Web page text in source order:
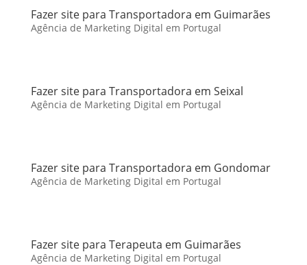
Fazer site para Transportadora em Guimarães
Agência de Marketing Digital em Portugal
Fazer site para Transportadora em Seixal
Agência de Marketing Digital em Portugal
Fazer site para Transportadora em Gondomar
Agência de Marketing Digital em Portugal
Fazer site para Terapeuta em Guimarães
Agência de Marketing Digital em Portugal